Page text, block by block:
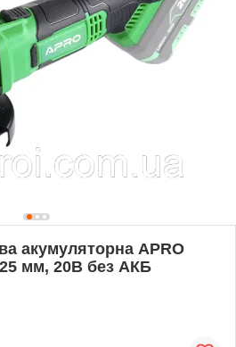
акумуляторна APRO
мм, 20В без АКБ